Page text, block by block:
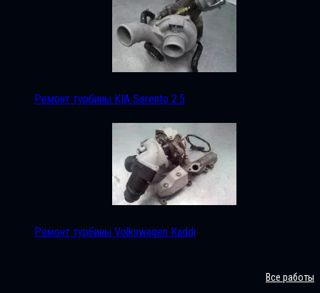
Ремонт турбины KIA Sorento 2.5
Ремонт турбины Volkswagen Kaddi
Все работы